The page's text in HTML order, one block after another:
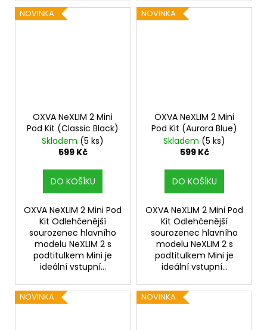
NOVINKA
OXVA NeXLIM 2 Mini
Pod Kit (Classic Black)
Skladem (5 ks)
599 Kč
DO KOŠÍKU
OXVA NeXLIM 2 Mini Pod
Kit Odlehčenější
sourozenec hlavního
modelu NeXLIM 2 s
podtitulkem Mini je
ideální vstupní...
NOVINKA
OXVA NeXLIM 2 Mini
Pod Kit (Aurora Blue)
Skladem (5 ks)
599 Kč
DO KOŠÍKU
OXVA NeXLIM 2 Mini Pod
Kit Odlehčenější
sourozenec hlavního
modelu NeXLIM 2 s
podtitulkem Mini je
ideální vstupní...
NOVINKA NOVINKA